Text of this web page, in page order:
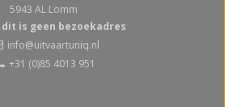
5943 AL Lomm
dit is geen bezoekadres
info@uitvaartuniq.nl
+31 (0)85 4013 951